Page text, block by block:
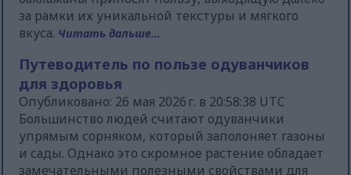
за рамки их уникальной текстуры и мягкого
вкуса. Читать дальше...
Путеводитель по пользе одуванчиков
для здоровья
Опубликовано: 26 мая 2026 г. в 20:58:38 UTC
Большинство людей считают одуванчики
упрямым сорняком, который заполоняет газоны
и сады. Однако это скромное растение обладает
замечательными полезными свойствами для